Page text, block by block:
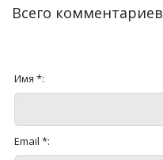
Всего комментариев
Имя *:
Email *: